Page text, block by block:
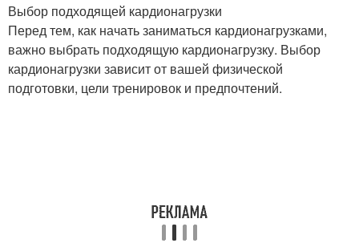
Выбор подходящей кардионагрузки
Перед тем, как начать заниматься кардионагрузками,
важно выбрать подходящую кардионагрузку. Выбор
кардионагрузки зависит от вашей физической
подготовки, цели тренировок и предпочтений.